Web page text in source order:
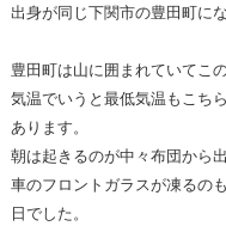
出身が同じ下関市の豊田町に
豊田町は山に囲まれていてこ
気温でいうと最低気温もこち
あります。
朝は起きるのが中々布団から
車のフロントガラスが凍るの
日でした。